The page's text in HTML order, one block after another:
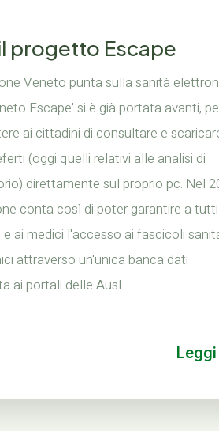
progetto Escape
Veneto punta sulla sanità
Escape' si è già portata avanti,
ai cittadini di consultare e
(oggi quelli relativi alle analisi di
direttamente sul proprio pc. Nel
conta così di poter garantire a
ai medici l'accesso ai fascicoli
attraverso un'unica banca dati
ai portali delle Ausl.
Leggi